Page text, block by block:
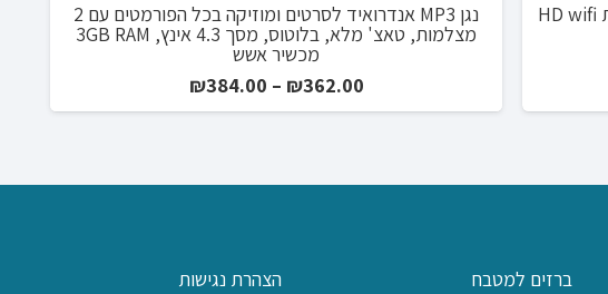
רכב שטח ג'יפ RZR עם מצלמת וידאו HD איכותית HD wifi נגן MP3 אנדרואיד לסרטים ומוזיקה בכל הפורמטים עם 2
מצלמות, טאצ' מלא, בלוטוס, מסך 4.3 אינץ, 3GB RAM
מכשיר אשש
₪362.00
–
₪384.00
מחירים:
ברזים למטבח
הצהרת נגישות